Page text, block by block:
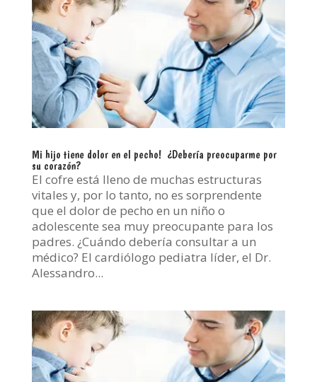
Mi hijo tiene dolor en el pecho! ¿Debería preocuparme por
su corazón?
El cofre está lleno de muchas estructuras
vitales y, por lo tanto, no es sorprendente
que el dolor de pecho en un niño o
adolescente sea muy preocupante para los
padres. ¿Cuándo debería consultar a un
médico? El cardiólogo pediatra líder, el Dr.
Alessandro...